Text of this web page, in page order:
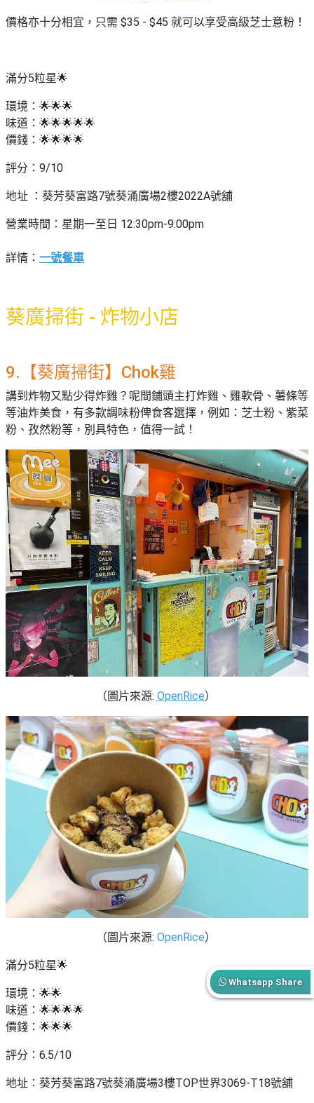
Whatsapp Share
價格亦十分相宜，只需 $35 - $45 就可以享受高級芝士意粉！
滿分5粒星🌟
環境：🌟🌟🌟
味道：🌟🌟🌟🌟🌟
價錢：🌟🌟🌟🌟
評分：9/10
地址 ：葵芳葵富路7號葵涌廣場2樓2022A號舖
營業時間：星期一至日 12:30pm-9:00pm
詳情： 一號餐車
葵廣掃街 - 炸物小店
9.【葵廣掃街】Chok雞
講到炸物又點少得炸雞？呢間鋪頭主打炸雞、雞軟骨、薯條等
等油炸美食，有多款調味粉俾食客選擇，例如：芝士粉、紫菜
粉、孜然粉等，別具特色，值得一試！
（圖片來源: OpenRice）
（圖片來源: OpenRice）
滿分5粒星🌟
環境：🌟🌟
味道：🌟🌟🌟🌟
價錢：🌟🌟🌟
評分：6.5/10
地址： 葵芳葵富路7號葵涌廣場3樓TOP世界3069-T18號舖